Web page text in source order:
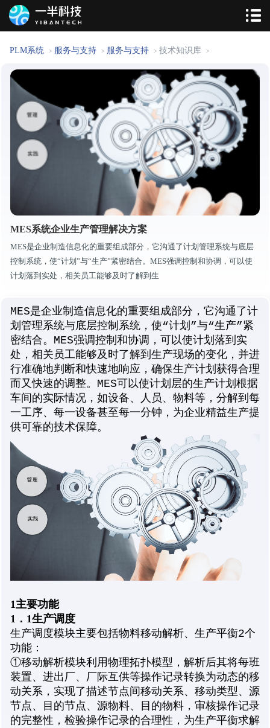
PLM系统 > 服务与支持 > 服务与支持 > 技术知识库 >
MES系统企业生产管理解决方案
MES是企业制造信息化的重要组成部分，它沟通了计划管理系统与底层
控制系统，使“计划”与“生产”紧密结合。MES强调控制和协调，可以使
计划落到实处，相关员工能够及时了解到生
MES是企业制造信息化的重要组成部分，它沟通了计
划管理系统与底层控制系统，使“计划”与“生产”紧
密结合。MES强调控制和协调，可以使计划落到实
处，相关员工能够及时了解到生产现场的变化，并进
行准确地判断和快速地响应，确保生产计划获得合理
而又快速的调整。MES可以使计划层的生产计划根据
车间的实际情况，如设备、人员、物料等，分解到每
一工序、每一设备甚至每一分钟，为企业精益生产提
供可靠的技术保障。
1 主要功能
1 ． 1生产调度
生产调度模块主要包括物料移动解析、生产平衡2个
功能：
①移动解析模块利用物理拓扑模型，解析后其将每班
装置、进出厂、厂际互供等操作记录转换为动态的移
动关系，实现了描述节点间移动关系、移动类型、源
节点、目的节点、源物料、目的物料，审核操作记录
的完整性，检验操作记录的合理性，为生产平衡求解